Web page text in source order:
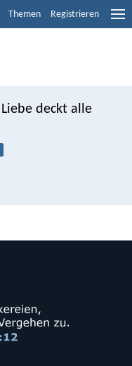
Themen Registrieren
deckt alle